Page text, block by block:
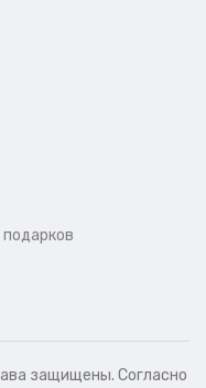
защищены. Согласно